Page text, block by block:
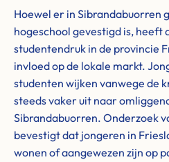
Hoewel er in Sibrandabuorren
hogeschool gevestigd is, heeft
studentendruk in de provincie
invloed op de lokale markt.
studenten wijken vanwege de
steeds vaker uit naar
Sibrandabuorren. Onderzoek
bevestigt dat jongeren in
wonen of aangewezen zijn op